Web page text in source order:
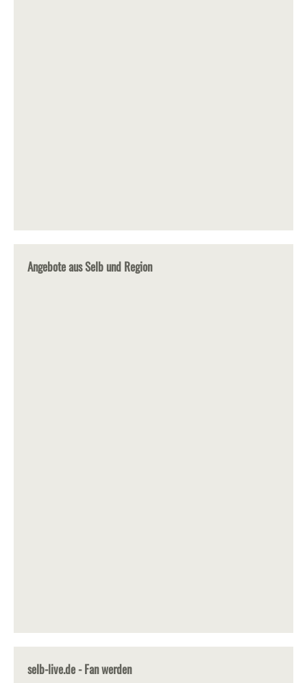
Angebote aus Selb und Region
selb-live.de - Fan werden